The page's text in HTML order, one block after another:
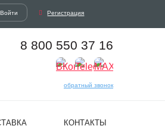
Войти Регистрация
8 800 550 37 16
обратный звонок
КОНТАКТЫ